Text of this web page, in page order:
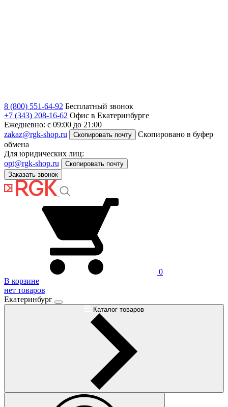
8 (800) 551-64-92 Бесплатный звонок
+7 (343) 208-16-62 Офис в Екатеринбурге
Ежедневно: с 09:00 до 21:00
zakaz@rgk-shop.ru
Скопировать почту
Скопировано в буфер
обмена
Для юридических лиц:
opt@rgk-shop.ru
Скопировать почту
Заказать звонок
0
В корзине
нет товаров
Екатеринбург
Каталог товаров